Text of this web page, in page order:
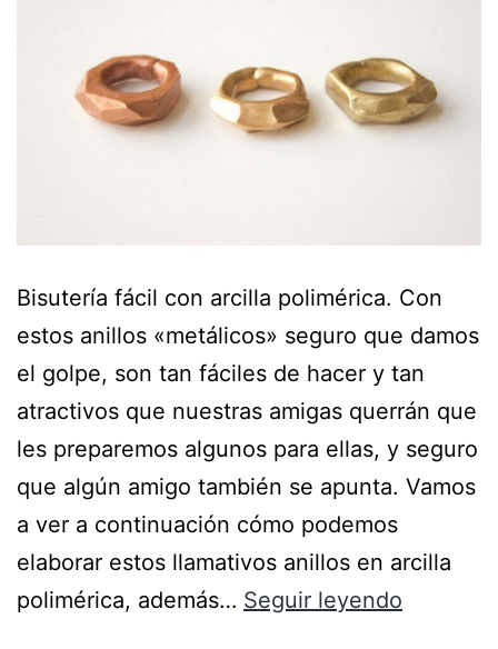
Bisutería fácil con arcilla polimérica. Con
estos anillos «metálicos» seguro que damos
el golpe, son tan fáciles de hacer y tan
atractivos que nuestras amigas querrán que
les preparemos algunos para ellas, y seguro
que algún amigo también se apunta. Vamos
a ver a continuación cómo podemos
elaborar estos llamativos anillos en arcilla
polimérica, además… Seguir leyendo